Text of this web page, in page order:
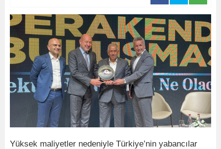
Yüksek maliyetler nedeniyle Türkiye’nin yabancılar